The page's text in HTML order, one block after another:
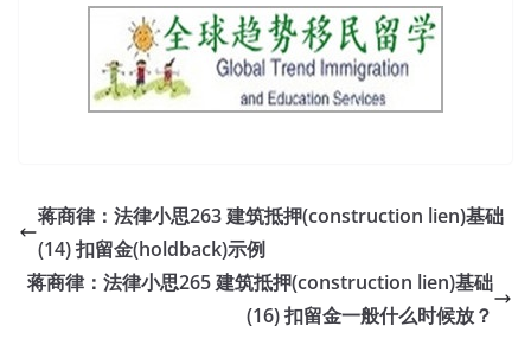
蒋商律：法律小思263 建筑抵押(construction lien)基础
(14) 扣留金(holdback)示例
蒋商律：法律小思265 建筑抵押(construction lien)基础
(16) 扣留金一般什么时候放？